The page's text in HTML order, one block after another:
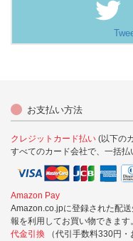
お支払い方法
クレジットカード払い (以下の
すべてのカード会社で、一括払
Amazon Pay
Amazon.co.jpに登録された配
報を利用してお買い物できます。
代金引換
（代引手数料330円・